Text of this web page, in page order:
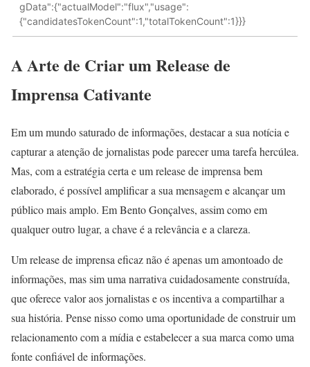
gData":{"actualModel":"flux","usage":
{"candidatesTokenCount":1,"totalTokenCount":1}}}
A Arte de Criar um Release de
Imprensa Cativante
Em um mundo saturado de informações, destacar a sua notícia e
capturar a atenção de jornalistas pode parecer uma tarefa hercúlea.
Mas, com a estratégia certa e um release de imprensa bem
elaborado, é possível amplificar a sua mensagem e alcançar um
público mais amplo. Em Bento Gonçalves, assim como em
qualquer outro lugar, a chave é a relevância e a clareza.
Um release de imprensa eficaz não é apenas um amontoado de
informações, mas sim uma narrativa cuidadosamente construída,
que oferece valor aos jornalistas e os incentiva a compartilhar a
sua história. Pense nisso como uma oportunidade de construir um
relacionamento com a mídia e estabelecer a sua marca como uma
fonte confiável de informações.